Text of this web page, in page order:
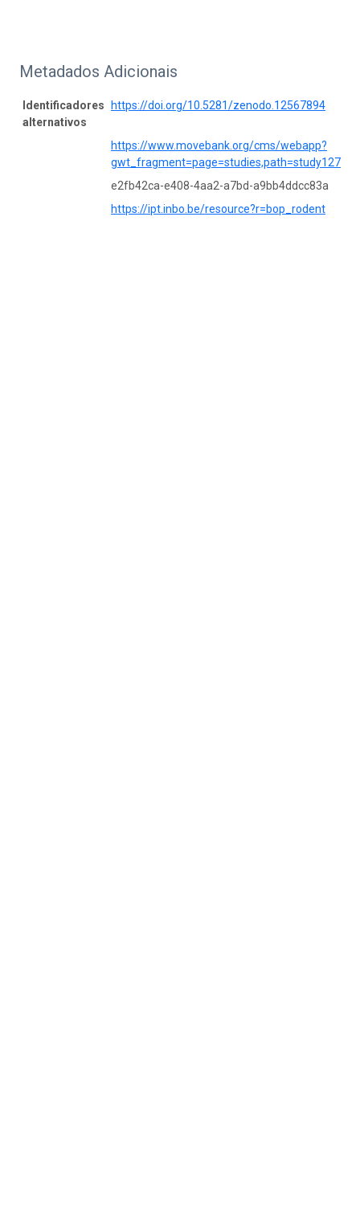
Metadados Adicionais
Identificadores
alternativos
https://doi.org/10.5281/zenodo.12567894
https://www.movebank.org/cms/webapp?
e2fb42ca-e408-4aa2-a7bd-a9bb4ddcc83a
https://ipt.inbo.be/resource?r=bop_rodent